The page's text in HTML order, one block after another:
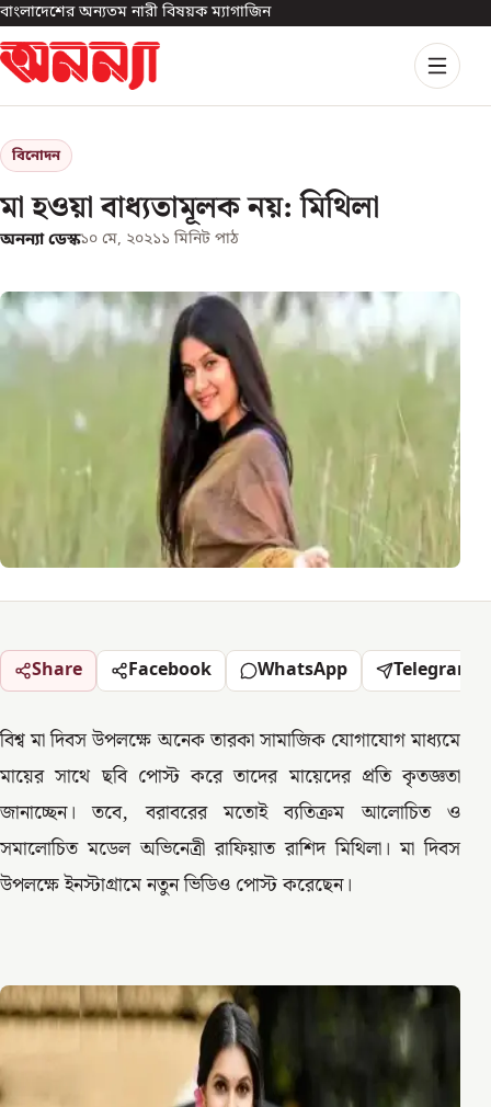
বাংলাদেশের অন্যতম নারী বিষয়ক ম্যাগাজিন
বিনোদন
মা হওয়া বাধ্যতামূলক নয়: মিথিলা
অনন্যা ডেস্ক১০ মে, ২০২১১ মিনিট পাঠ
Share Facebook WhatsApp Telegram
বিশ্ব মা দিবস উপলক্ষে অনেক তারকা সামাজিক যোগাযোগ মাধ্যমে
মায়ের সাথে ছবি পোস্ট করে তাদের মায়েদের প্রতি কৃতজ্ঞতা
জানাচ্ছেন। তবে, বরাবরের মতোই ব্যতিক্রম আলোচিত ও
সমালোচিত মডেল অভিনেত্রী রাফিয়াত রাশিদ মিথিলা। মা দিবস
উপলক্ষে ইনস্টাগ্রামে নতুন ভিডিও পোস্ট করেছেন।